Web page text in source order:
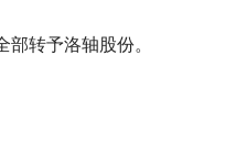
转予洛轴股份。